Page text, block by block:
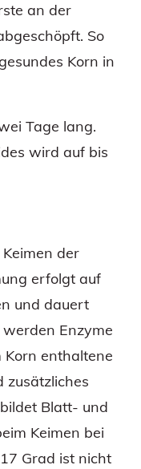
an der
So
Korn in
Tage lang.
wird auf bis
der
erfolgt auf
und dauert
Enzyme
Korn enthaltene
zusätzliches
Blatt- und
Keimen bei
Grad ist nicht